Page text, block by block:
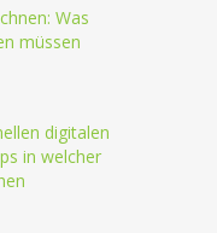
Was
müssen
digitalen
in welcher